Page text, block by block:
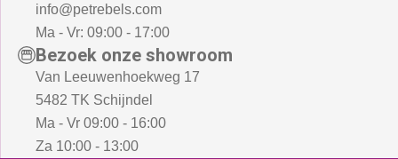
info@petrebels.com
Ma - Vr: 09:00 - 17:00
Bezoek onze showroom
Van Leeuwenhoekweg 17
5482 TK Schijndel
Ma - Vr 09:00 - 16:00
Za 10:00 - 13:00